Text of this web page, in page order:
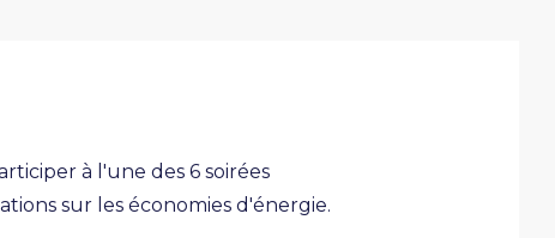
à l'une des 6 soirées
sur les économies d'énergie.